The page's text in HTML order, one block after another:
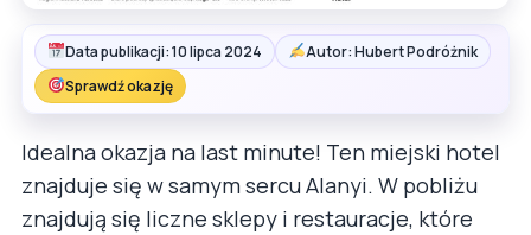
Data publikacji: 10 lipca 2024
Autor: Hubert Podróżnik
Sprawdź okazję
Idealna okazja na last minute! Ten miejski hotel
znajduje się w samym sercu Alanyi. W pobliżu
znajdują się liczne sklepy i restauracje, które